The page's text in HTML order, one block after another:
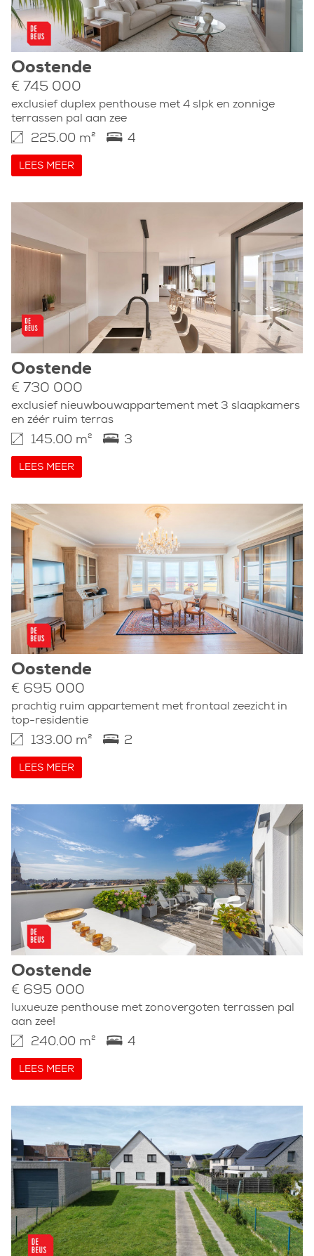
Oostende
€ 745 000
exclusief duplex penthouse met 4 slpk en zonnige
terrassen pal aan zee
225.00 m² 4
LEES MEER
Oostende
€ 730 000
exclusief nieuwbouwappartement met 3 slaapkamers
en zéér ruim terras
145.00 m² 3
LEES MEER
Oostende
€ 695 000
prachtig ruim appartement met frontaal zeezicht in
top-residentie
133.00 m² 2
LEES MEER
Oostende
€ 695 000
luxueuze penthouse met zonovergoten terrassen pal
aan zee!
240.00 m² 4
LEES MEER